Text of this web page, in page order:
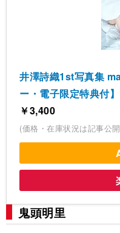
井澤詩織1st写真集
ー・電子限定特典付】
￥3,400
(価格・在庫状況は記事公
鬼頭明里